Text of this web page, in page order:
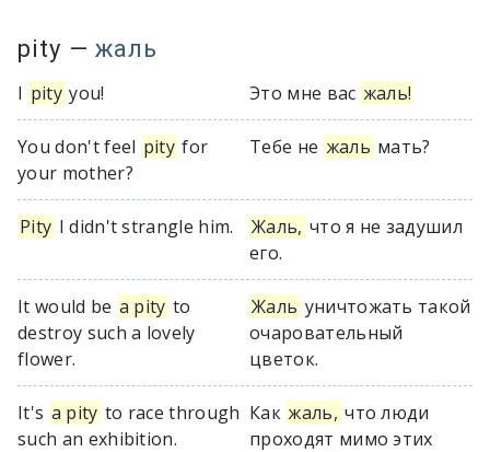
pity — жаль
I pity you! Это мне вас жаль!
You don't feel pity for
your mother?
Тебе не жаль мать?
Pity I didn't strangle him. Жаль, что я не задушил
его.
It would be a pity to
destroy such a lovely
flower.
Жаль уничтожать такой
очаровательный
цветок.
It's a pity to race through
such an exhibition.
Как жаль, что люди
проходят мимо этих